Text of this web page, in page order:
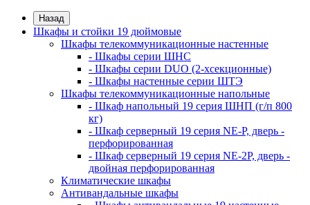
Назад
Шкафы и стойки 19 дюймовые
Шкафы телекоммуникационные настенные
- Шкафы серии ШНС
- Шкафы серии DUO (2-хсекционные)
- Шкафы настенные серии ШТЭ
Шкафы телекоммуникационные напольные
- Шкаф напольный 19 серия ШНП (г/п 800
кг)
- Шкаф серверный 19 серия NE-P, дверь -
перфорированная
- Шкаф серверный 19 серия NE-2P, дверь -
двойная перфорированная
Климатические шкафы
Антивандальные шкафы